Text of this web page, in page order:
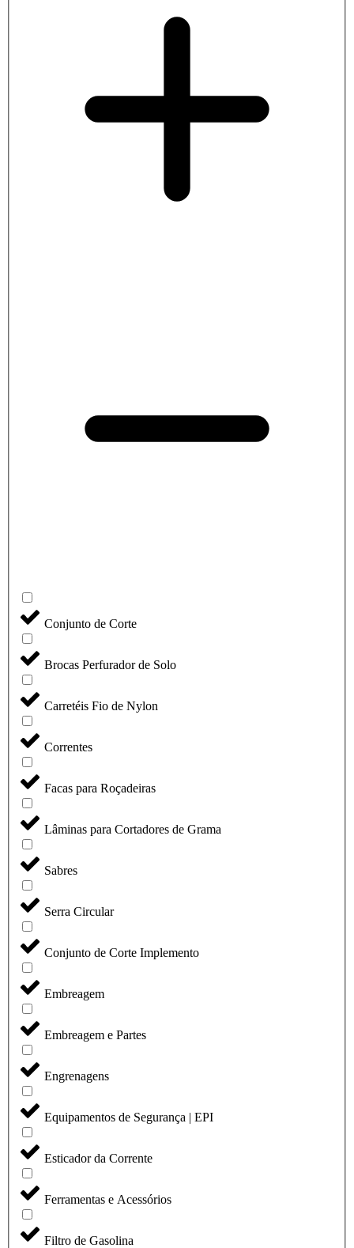
Conjunto de Corte
Brocas Perfurador de Solo
Carretéis Fio de Nylon
Correntes
Facas para Roçadeiras
Lâminas para Cortadores de Grama
Sabres
Serra Circular
Conjunto de Corte Implemento
Embreagem
Embreagem e Partes
Engrenagens
Equipamentos de Segurança | EPI
Esticador da Corrente
Ferramentas e Acessórios
Filtro de Gasolina